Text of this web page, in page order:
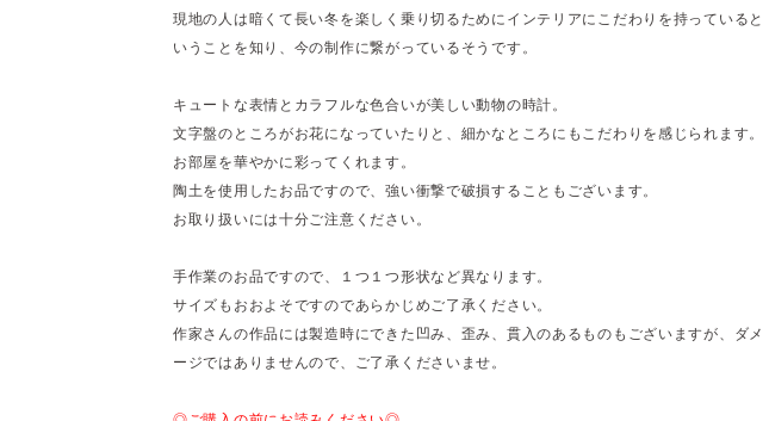
現地の人は暗くて長い冬を楽しく乗り切るためにインテリアにこだわりを持っていると
いうことを知り、今の制作に繋がっているそうです。
キュートな表情とカラフルな色合いが美しい動物の時計。
文字盤のところがお花になっていたりと、細かなところにもこだわりを感じられます。
お部屋を華やかに彩ってくれます。
陶土を使用したお品ですので、強い衝撃で破損することもございます。
お取り扱いには十分ご注意ください。
手作業のお品ですので、１つ１つ形状など異なります。
サイズもおおよそですのであらかじめご了承ください。
作家さんの作品には製造時にできた凹み、歪み、貫入のあるものもございますが、ダメ
ージではありませんので、ご了承くださいませ。